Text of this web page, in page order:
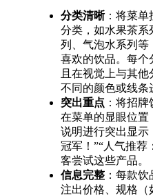
分类清晰：将菜单
分类，如水果茶系
列、气泡水系列等
喜欢的饮品。每个
且在视觉上与其
不同的颜色或线条
突出重点 ：将招
在菜单的显眼位置
说明进行突出显示
冠军！”“人气推荐
客尝试这些产品。
信息完整 ：每款
注出价格、规格（